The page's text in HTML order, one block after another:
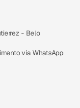
- Belo
via WhatsApp